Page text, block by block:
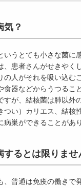
気？
うとても小さな菌に
、患者さんがせきやく
の人がそれを吸い込む
食器などからうつるこ
すが、結核菌は肺以外
つい）カリエス、結核
巣ができることがあ
するとは限りませ
普通は免疫の働きで